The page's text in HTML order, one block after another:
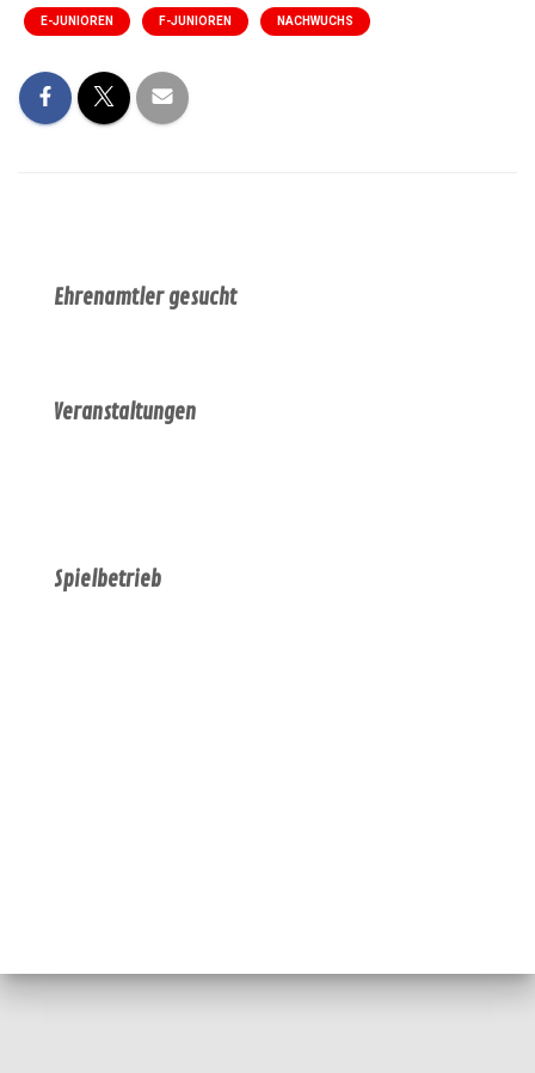
E-JUNIOREN F-JUNIOREN NACHWUCHS
Ehrenamtler gesucht
Veranstaltungen
Spielbetrieb